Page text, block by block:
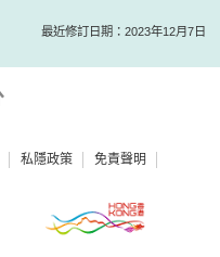
最近修訂日期：2023年12月7日
私隱政策 免責聲明